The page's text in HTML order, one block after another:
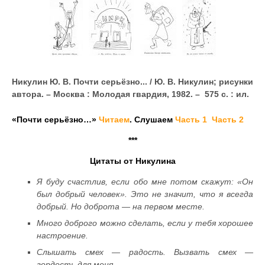
Никулин Ю. В. Почти серьёзно... / Ю. В. Никулин; рисунки
автора. – Москва : Молодая гвардия, 1982. – 575 с. : ил.
«Почти серьёзно…» Читаем. Слушаем Часть 1 Часть 2
***
Цитаты от Никулина
Я буду счастлив, если обо мне потом скажут: «Он
был добрый человек». Это не значит, что я всегда
добрый. Но доброта — на первом месте.
Много доброго можно сделать, если у тебя хорошее
настроение.
Слышать смех — радость. Вызвать смех —